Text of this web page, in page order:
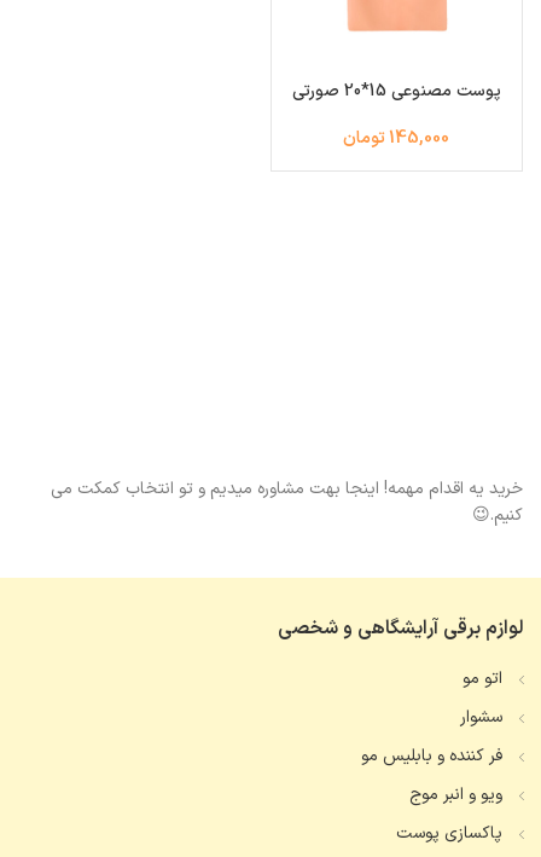
پوست مصنوعی 15*20 صورتی
145,000 تومان
خرید یه اقدام مهمه! اینجا بهت مشاوره میدیم و تو انتخاب کمکت می
کنیم.😉
لوازم برقی آرایشگاهی و شخصی
اتو مو
سشوار
فر کننده و بابلیس مو
ویو و انبر موج
پاکسازی پوست